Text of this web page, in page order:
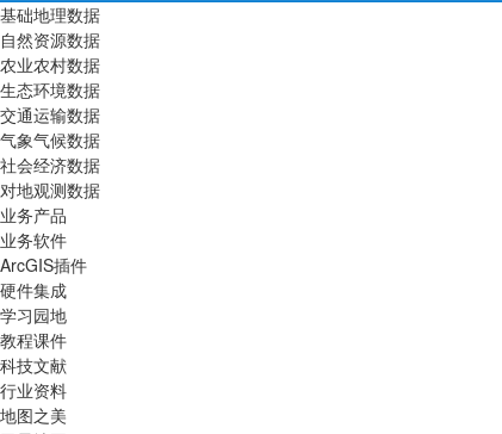
基础地理数据
自然资源数据
农业农村数据
生态环境数据
交通运输数据
气象气候数据
社会经济数据
对地观测数据
业务产品
业务软件
ArcGIS插件
硬件集成
学习园地
教程课件
科技文献
行业资料
地图之美